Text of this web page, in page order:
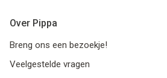
Over Pippa
Breng ons een bezoekje!
Veelgestelde vragen